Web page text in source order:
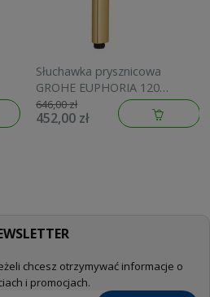
Słuchawka prysznicowa
GROHE EUPHORIA 120
brushed cool sunrise
134883GN00
646,00 zł
452,00 zł
chcesz otrzymywać informacje o
i promocjach.